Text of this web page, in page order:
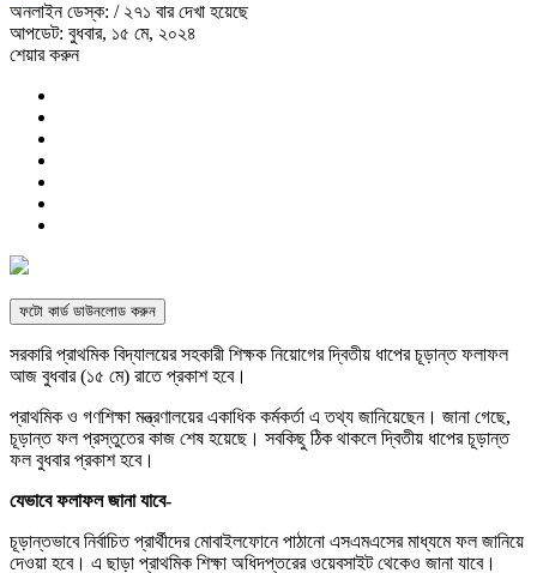
অনলাইন ডেস্ক: / ২৭১ বার দেখা হয়েছে
আপডেট: বুধবার, ১৫ মে, ২০২৪
শেয়ার করুন
ফটো কার্ড ডাউনলোড করুন
সরকারি প্রাথমিক বিদ্যালয়ের সহকারী শিক্ষক নিয়োগের দ্বিতীয় ধাপের চূড়ান্ত ফলাফল
আজ বুধবার (১৫ মে) রাতে প্রকাশ হবে।
প্রাথমিক ও গণশিক্ষা মন্ত্রণালয়ের একাধিক কর্মকর্তা এ তথ্য জানিয়েছেন। জানা গেছে,
চূড়ান্ত ফল প্রস্তুতের কাজ শেষ হয়েছে। সবকিছু ঠিক থাকলে দ্বিতীয় ধাপের চূড়ান্ত
ফল বুধবার প্রকাশ হবে।
যেভাবে ফলাফল জানা যাবে-
চূড়ান্তভাবে নির্বাচিত প্রার্থীদের মোবাইলফোনে পাঠানো এসএমএসের মাধ্যমে ফল জানিয়ে
দেওয়া হবে। এ ছাড়া প্রাথমিক শিক্ষা অধিদপ্তরের ওয়েবসাইট থেকেও জানা যাবে।